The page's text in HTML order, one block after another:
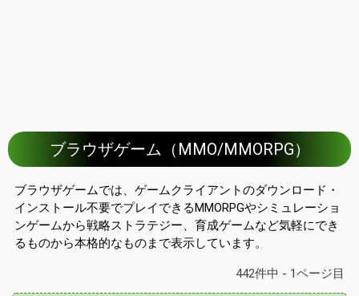
ブラウザゲーム（MMO/MMORPG）
ブラウザゲームでは、ゲームクライアントのダウンロード・
インストール不要でプレイできるMMORPGやシミュレーショ
ンゲームから戦略ストラテジー、育成ゲームなど気軽にでき
るものから本格的なものまで表示しています。
442件中 - 1ページ目